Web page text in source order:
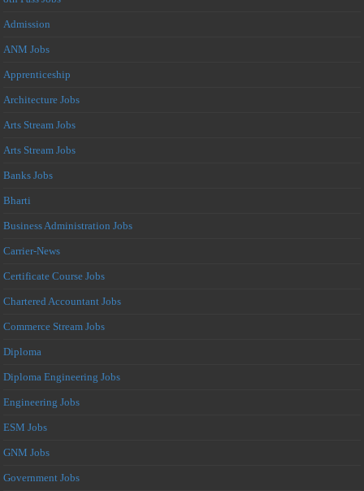
Admission
ANM Jobs
Apprenticeship
Architecture Jobs
Arts Stream Jobs
Arts Stream Jobs
Banks Jobs
Bharti
Business Administration Jobs
Carrier-News
Certificate Course Jobs
Chartered Accountant Jobs
Commerce Stream Jobs
Diploma
Diploma Engineering Jobs
Engineering Jobs
ESM Jobs
GNM Jobs
Government Jobs